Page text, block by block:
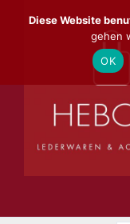
Inhalt
Diese Website
gehen
OK